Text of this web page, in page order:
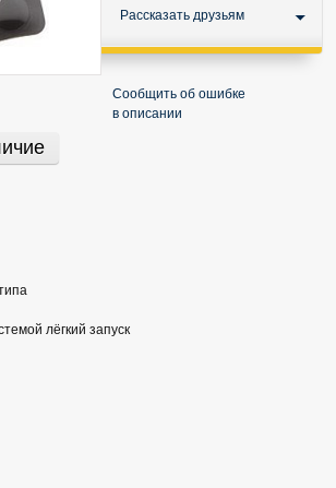
Рассказать друзьям
Сообщить об ошибке
в описании
лёгкий запуск